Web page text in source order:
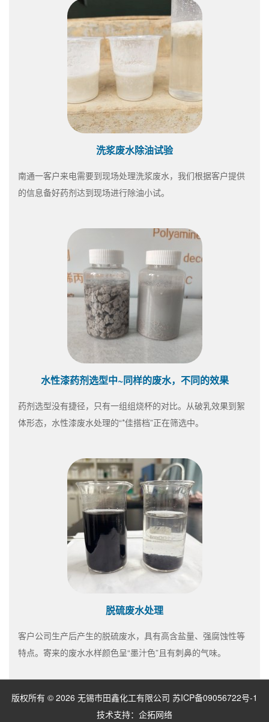
洗浆废水除油试验
南通一客户来电需要到现场处理洗浆废水，我们根据客户提供
的信息备好药剂达到现场进行除油小试。
水性漆药剂选型中~同样的废水，不同的效果
药剂选型没有捷径，只有一组组烧杯的对比。从破乳效果到絮
体形态，水性漆废水处理的“*佳搭档”正在筛选中。
脱硫废水处理
客户公司生产后产生的脱硫废水，具有高含盐量、强腐蚀性等
特点。寄来的废水水样颜色呈“墨汁色”且有刺鼻的气味。
版权所有 © 2026 无锡市田鑫化工有限公司 苏ICP备09056722号-1
技术支持： 企拓网络